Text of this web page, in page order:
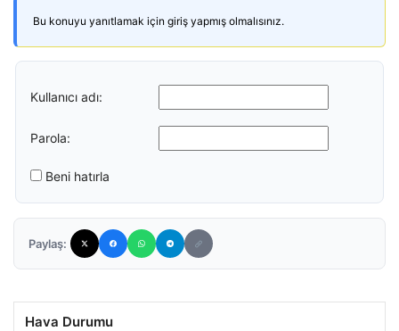
Bu konuyu yanıtlamak için giriş yapmış olmalısınız.
Kullanıcı adı:
Parola:
Beni hatırla
Paylaş:
Hava Durumu